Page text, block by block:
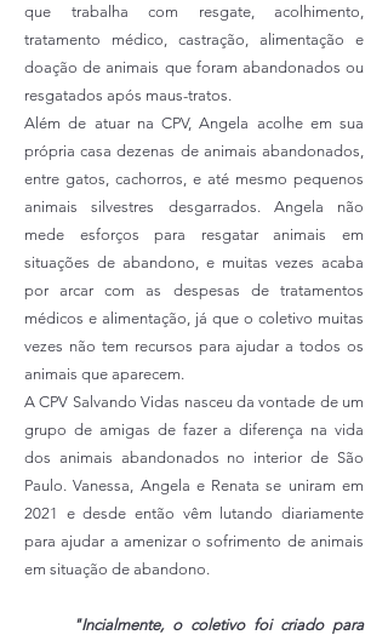
que trabalha com resgate, acolhimento,
tratamento médico, castração, alimentação e
doação de animais que foram abandonados ou
resgatados após maus-tratos.
Além de atuar na CPV, Angela acolhe em sua
própria casa dezenas de animais abandonados,
entre gatos, cachorros, e até mesmo pequenos
animais silvestres desgarrados. Angela não
mede esforços para resgatar animais em
situações de abandono, e muitas vezes acaba
por arcar com as despesas de tratamentos
médicos e alimentação, já que o coletivo muitas
vezes não tem recursos para ajudar a todos os
animais que aparecem.
A CPV Salvando Vidas nasceu da vontade de um
grupo de amigas de fazer a diferença na vida
dos animais abandonados no interior de São
Paulo. Vanessa, Angela e Renata se uniram em
2021 e desde então vêm lutando diariamente
para ajudar a amenizar o sofrimento de animais
em situação de abandono.
"Incialmente, o coletivo foi criado para